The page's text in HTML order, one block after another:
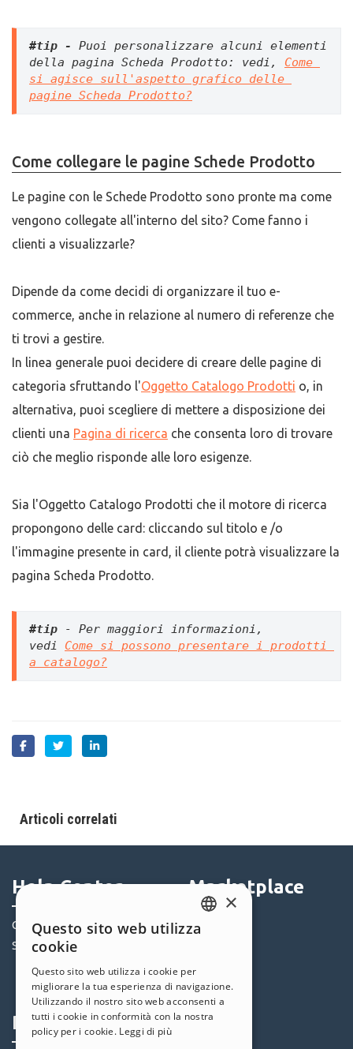
#tip - Puoi personalizzare alcuni elementi
della pagina Scheda Prodotto: vedi, Come
si agisce sull'aspetto grafico delle
pagine Scheda Prodotto?
Come collegare le pagine Schede Prodotto
Le pagine con le Schede Prodotto sono pronte ma come
vengono collegate all'interno del sito? Come fanno i
clienti a visualizzarle?
Dipende da come decidi di organizzare il tuo e-
commerce, anche in relazione al numero di referenze che
ti trovi a gestire.
In linea generale puoi decidere di creare delle pagine di
categoria sfruttando l'Oggetto Catalogo Prodotti o, in
alternativa, puoi scegliere di mettere a disposizione dei
clienti una Pagina di ricerca che consenta loro di trovare
ciò che meglio risponde alle loro esigenze.
Sia l'Oggetto Catalogo Prodotti che il motore di ricerca
propongono delle card: cliccando sul titolo e /o
l'immagine presente in card, il cliente potrà visualizzare la
pagina Scheda Prodotto.
#tip - Per maggiori informazioni,
vedi Come si possono presentare i prodotti
a catalogo?
Articoli correlati
Help Center
Community
Siti Utenti
Marketplace
Templates
Offerte
Profilo Seguici
ENGLISH
GERMAN
SPANISH
×
Questo sito web utilizza
cookie
Questo sito web utilizza i cookie per
migliorare la tua esperienza di navigazione.
Utilizzando il nostro sito web acconsenti a
tutti i cookie in conformità con la nostra
policy per i cookie. Leggi di più